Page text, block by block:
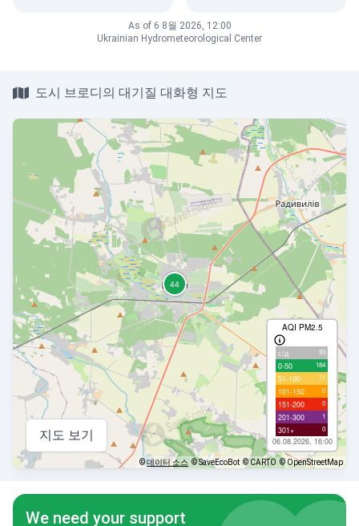
As of 6 8월 2026, 12:00
Ukrainian Hydrometeorological Center
도시 브로디의 대기질 대화형 지도
AQI PM2.5
с/д 93
0-50 184
51-100 71
101-150 0
151-200 0
201-300 1
301+ 0
06.08.2026, 16:00
지도 보기
©데이터 소스 © SaveEcoBot © CARTO © OpenStreetMap
We need your support